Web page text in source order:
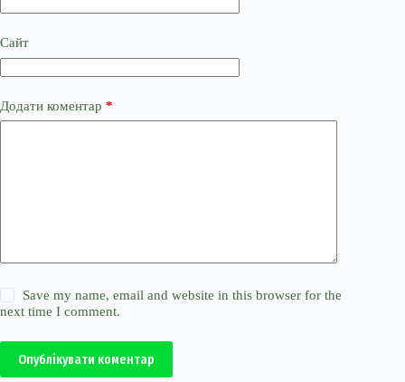
Сайт
Додати коментар *
Save my name, email and website in this browser for the
next time I comment.
Опублікувати коментар